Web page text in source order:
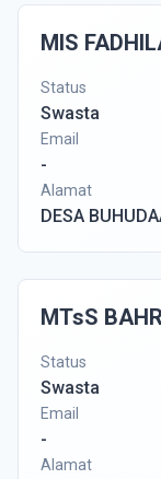
MIS
Status
Swasta
Email
-
Alamat
DESA
MTsS
Status
Swasta
Email
-
Alamat